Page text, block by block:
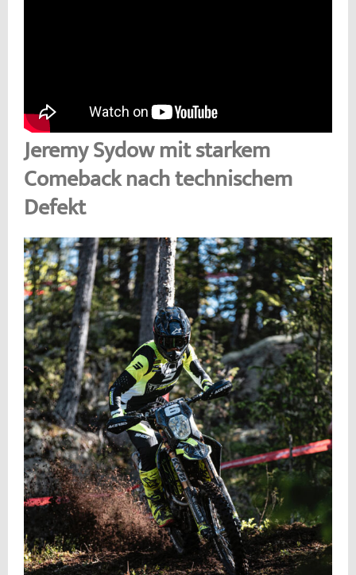
Jeremy Sydow mit starkem
Comeback nach technischem
Defekt